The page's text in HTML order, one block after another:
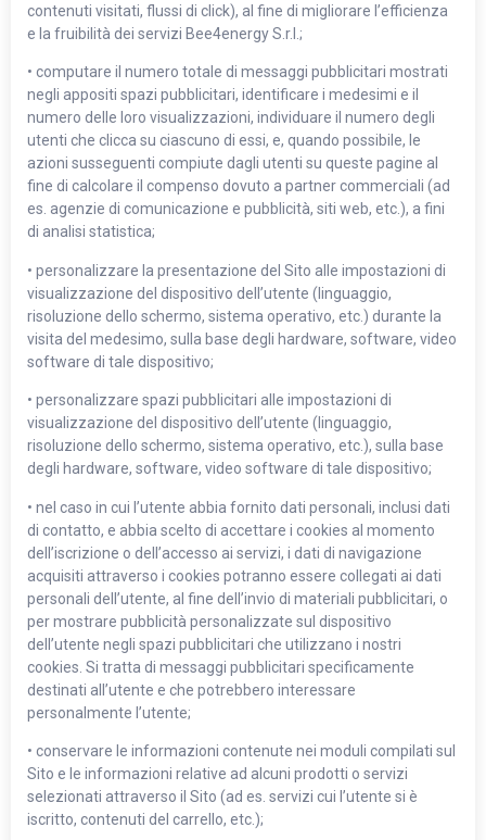
contenuti visitati, flussi di click), al fine di migliorare l’efficienza
e la fruibilità dei servizi Bee4energy S.r.l.;
• computare il numero totale di messaggi pubblicitari mostrati
negli appositi spazi pubblicitari, identificare i medesimi e il
numero delle loro visualizzazioni, individuare il numero degli
utenti che clicca su ciascuno di essi, e, quando possibile, le
azioni susseguenti compiute dagli utenti su queste pagine al
fine di calcolare il compenso dovuto a partner commerciali (ad
es. agenzie di comunicazione e pubblicità, siti web, etc.), a fini
di analisi statistica;
• personalizzare la presentazione del Sito alle impostazioni di
visualizzazione del dispositivo dell’utente (linguaggio,
risoluzione dello schermo, sistema operativo, etc.) durante la
visita del medesimo, sulla base degli hardware, software, video
software di tale dispositivo;
• personalizzare spazi pubblicitari alle impostazioni di
visualizzazione del dispositivo dell’utente (linguaggio,
risoluzione dello schermo, sistema operativo, etc.), sulla base
degli hardware, software, video software di tale dispositivo;
• nel caso in cui l’utente abbia fornito dati personali, inclusi dati
di contatto, e abbia scelto di accettare i cookies al momento
dell’iscrizione o dell’accesso ai servizi, i dati di navigazione
acquisiti attraverso i cookies potranno essere collegati ai dati
personali dell’utente, al fine dell’invio di materiali pubblicitari, o
per mostrare pubblicità personalizzate sul dispositivo
dell’utente negli spazi pubblicitari che utilizzano i nostri
cookies. Si tratta di messaggi pubblicitari specificamente
destinati all’utente e che potrebbero interessare
personalmente l’utente;
• conservare le informazioni contenute nei moduli compilati sul
Sito e le informazioni relative ad alcuni prodotti o servizi
selezionati attraverso il Sito (ad es. servizi cui l’utente si è
iscritto, contenuti del carrello, etc.);